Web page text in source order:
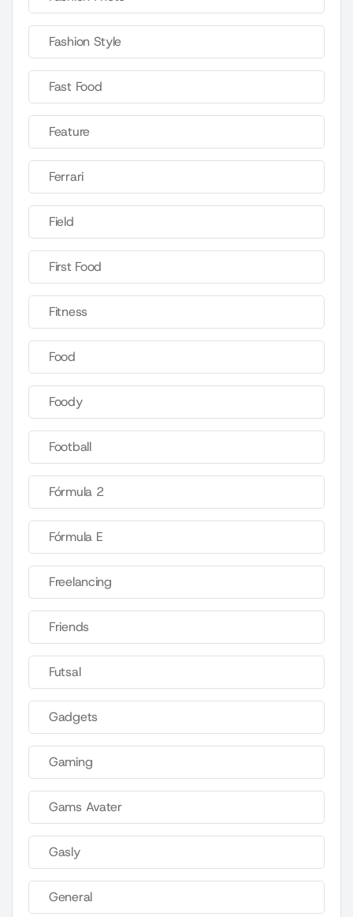
Fashion Style
Fast Food
Feature
Ferrari
Field
First Food
Fitness
Food
Foody
Football
Fórmula 2
Fórmula E
Freelancing
Friends
Futsal
Gadgets
Gaming
Gams Avater
Gasly
General